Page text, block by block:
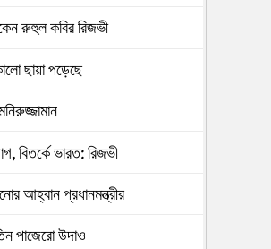
রুহুল কবির রিজভী
ছায়া পড়েছে
বিতর্কে ভারত: রিজভী
আহ্বান প্রধানমন্ত্রীর
পাজেরো উদাও